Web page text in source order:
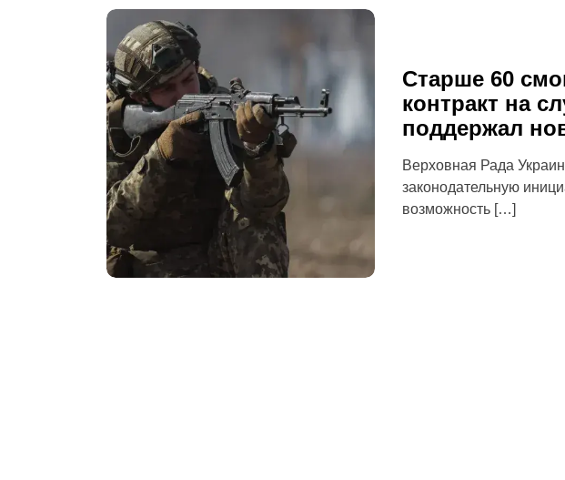
Старше 60
контракт на
поддержал
Верховная Рада
законодательную
возможность […]